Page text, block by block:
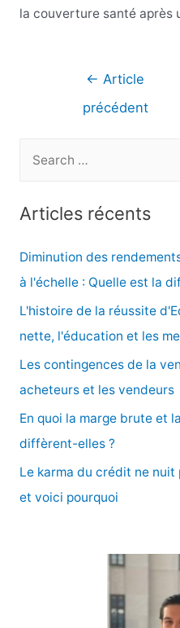
la couverture santé après
Navigation
l’article
← Article
précédent
e
r
c
Articles récents
Diminution des
à l'échelle : Quelle est la
L'histoire de la réussite
nette, l'éducation et les
Les contingences de la
acheteurs et les vendeurs
En quoi la marge brute et
diffèrent-elles ?
Le karma du crédit ne
et voici pourquoi